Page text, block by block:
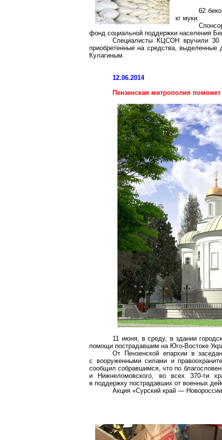
62
кг муки.
фонд социальной поддержки населения
Специалисты КЦСОН вручили 30
приобретенные на средства, выделенные
Кулагиным.
12.06.2014
Пензенская митрополия
11 июня, в среду, в здании
помощи пострадавшим на Юго-Востоке
От Пензенской епархии в
с вооруженными силами и
сообщил собравшимся, что по
и Нижнеломовского, во всех 370-ти
в поддержку пострадавших от военных
Акция «Сурский край —